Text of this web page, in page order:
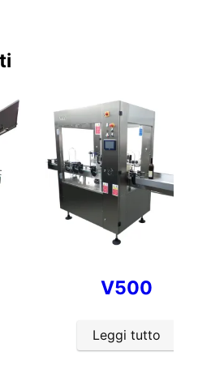
V500
Leggi tutto